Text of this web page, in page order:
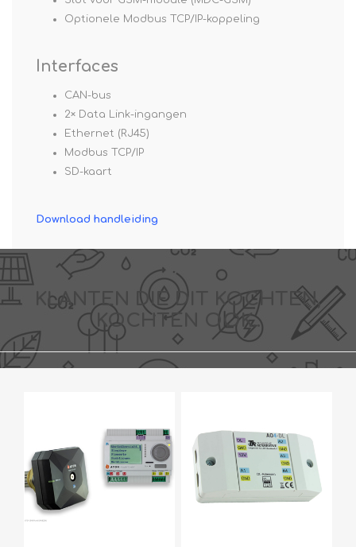
Optionele Modbus TCP/IP-koppeling
Interfaces
CAN-bus
2× Data Link-ingangen
Ethernet (RJ45)
Modbus TCP/IP
SD-kaart
Download handleiding
KLANTEN DIE DIT KOCHTEN,
KOCHTEN OOK..